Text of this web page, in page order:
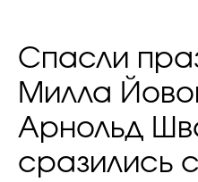
Спасли
Милла
Арнольд
сразились